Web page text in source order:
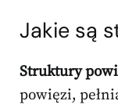
Jakie są
Struktury
powięzi,